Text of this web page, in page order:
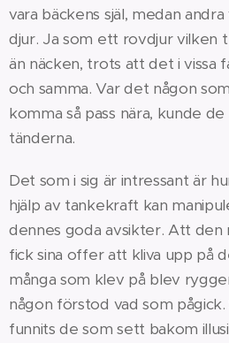
vara bäckens själ, medan
djur. Ja som ett rovdjur vilken
än näcken, trots att det i vissa
och samma. Var det någon
komma så pass nära, kunde
tänderna.
Det som i sig är intressant är
hjälp av tankekraft kan
dennes goda avsikter. Att
fick sina offer att kliva upp på
många som klev på blev
någon förstod vad som
funnits de som sett bakom